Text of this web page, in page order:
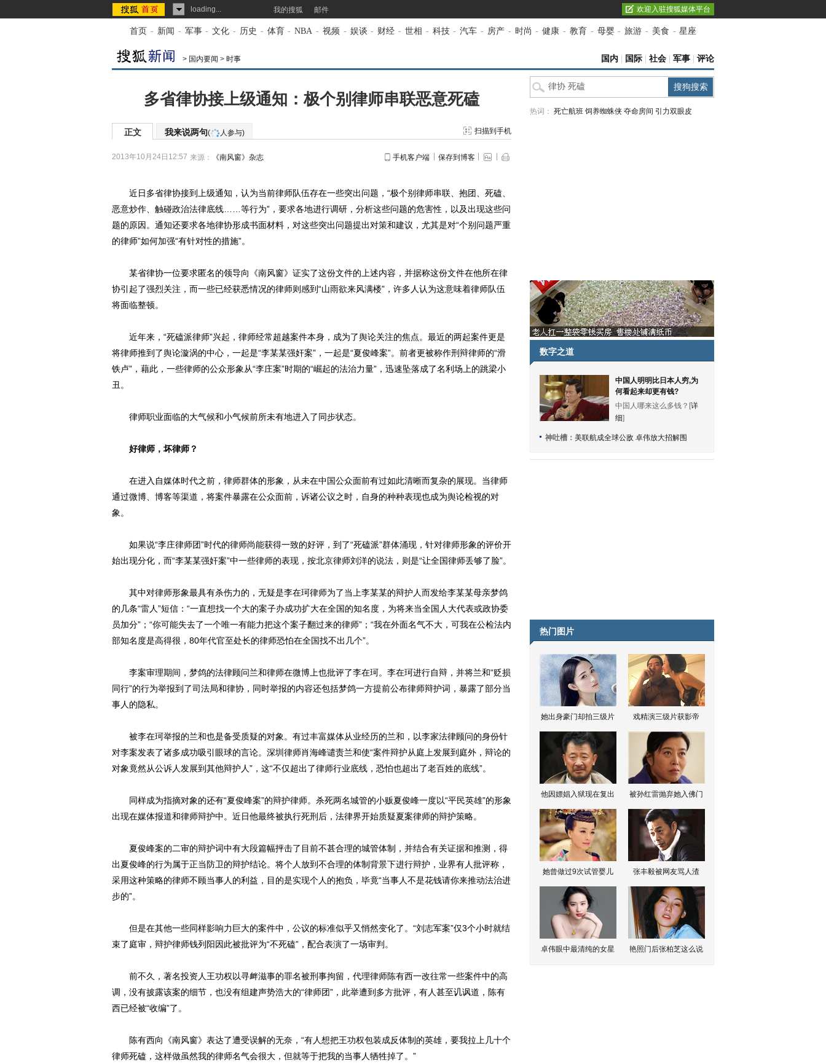
loading... 我的搜狐 邮件 欢迎入驻搜狐媒体平台
首页 - 新闻 - 军事 - 文化 - 历史 - 体育 - NBA - 视频 - 娱谈 - 财经 - 世相 - 科技 - 汽车 - 房产 - 时尚 - 健康 - 教育 - 母婴 - 旅游 - 美食 - 星座
> 国内要闻 > 时事 国内 国际 社会 军事 评论
多省律协接上级通知：极个别律师串联恶意死磕
正文 我来说两句( 人参与) 扫描到手机
2013年10月24日12:57 来源： 《南风窗》杂志 手机客户端 保存到博客
近日多省律协接到上级通知，认为当前律师队伍存在一些突出问题，“极个别律师串联、抱团、死磕、
恶意炒作、触碰政治法律底线……等行为”，要求各地进行调研，分析这些问题的危害性，以及出现这些问
题的原因。通知还要求各地律协形成书面材料，对这些突出问题提出对策和建议，尤其是对“个别问题严重
的律师”如何加强“有针对性的措施”。
某省律协一位要求匿名的领导向《南风窗》证实了这份文件的上述内容，并据称这份文件在他所在律
协引起了强烈关注，而一些已经获悉情况的律师则感到“山雨欲来风满楼”，许多人认为这意味着律师队伍
将面临整顿。
近年来，“死磕派律师”兴起，律师经常超越案件本身，成为了舆论关注的焦点。最近的两起案件更是
将律师推到了舆论漩涡的中心，一起是“李某某强奸案”，一起是“夏俊峰案”。前者更被称作刑辩律师的“滑
铁卢”，藉此，一些律师的公众形象从“李庄案”时期的“崛起的法治力量”，迅速坠落成了名利场上的跳梁小
丑。
律师职业面临的大气候和小气候前所未有地进入了同步状态。
好律师，坏律师？
在进入自媒体时代之前，律师群体的形象，从未在中国公众面前有过如此清晰而复杂的展现。当律师
通过微博、博客等渠道，将案件暴露在公众面前，诉诸公议之时，自身的种种表现也成为舆论检视的对
象。
如果说“李庄律师团”时代的律师尚能获得一致的好评，到了“死磕派”群体涌现，针对律师形象的评价开
始出现分化，而“李某某强奸案”中一些律师的表现，按北京律师刘洋的说法，则是“让全国律师丢够了脸”。
其中对律师形象最具有杀伤力的，无疑是李在珂律师为了当上李某某的辩护人而发给李某某母亲梦鸽
的几条“雷人”短信：“一直想找一个大的案子办成功扩大在全国的知名度，为将来当全国人大代表或政协委
员加分”；“你可能失去了一个唯一有能力把这个案子翻过来的律师”；“我在外面名气不大，可我在公检法内
部知名度是高得很，80年代官至处长的律师恐怕在全国找不出几个”。
李案审理期间，梦鸽的法律顾问兰和律师在微博上也批评了李在珂。李在珂进行自辩，并将兰和“贬损
同行”的行为举报到了司法局和律协，同时举报的内容还包括梦鸽一方提前公布律师辩护词，暴露了部分当
事人的隐私。
被李在珂举报的兰和也是备受质疑的对象。有过丰富媒体从业经历的兰和，以李家法律顾问的身份针
对李案发表了诸多成功吸引眼球的言论。深圳律师肖海峰谴责兰和使“案件辩护从庭上发展到庭外，辩论的
对象竟然从公诉人发展到其他辩护人”，这“不仅超出了律师行业底线，恐怕也超出了老百姓的底线”。
同样成为指摘对象的还有“夏俊峰案”的辩护律师。杀死两名城管的小贩夏俊峰一度以“平民英雄”的形象
出现在媒体报道和律师辩护中。近日他最终被执行死刑后，法律界开始质疑夏案律师的辩护策略。
夏俊峰案的二审的辩护词中有大段篇幅抨击了目前不甚合理的城管体制，并结合有关证据和推测，得
出夏俊峰的行为属于正当防卫的辩护结论。将个人放到不合理的体制背景下进行辩护，业界有人批评称，
采用这种策略的律师不顾当事人的利益，目的是实现个人的抱负，毕竟“当事人不是花钱请你来推动法治进
步的”。
但是在其他一些同样影响力巨大的案件中，公议的标准似乎又悄然变化了。“刘志军案”仅3个小时就结
束了庭审，辩护律师钱列阳因此被批评为“不死磕”，配合表演了一场审判。
前不久，著名投资人王功权以寻衅滋事的罪名被刑事拘留，代理律师陈有西一改往常一些案件中的高
调，没有披露该案的细节，也没有组建声势浩大的“律师团”，此举遭到多方批评，有人甚至讥讽道，陈有
西已经被“收编”了。
陈有西向《南风窗》表达了遭受误解的无奈，“有人想把王功权包装成反体制的英雄，要我拉上几十个
律师死磕，这样做虽然我的律师名气会很大，但就等于把我的当事人牺牲掉了。”
热词： 死亡航班 饲养蜘蛛侠 夺命房间 引力双眼皮
数字之道
中国人明明比日本人穷,为
何看起来却更有钱?
中国人哪来这么多钱？[详
细]
神吐槽： 美联航成全球公敌 卓伟放大招解围
热门图片
她出身豪门却拍三级片 戏精演三级片获影帝
他因嫖娼入狱现在复出 被孙红雷抛弃她入佛门
她曾做过9次试管婴儿 张丰毅被网友骂人渣
卓伟眼中最清纯的女星 艳照门后张柏芝这么说